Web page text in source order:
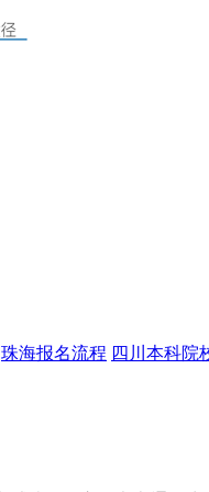
珠海报名流程 四川本科院